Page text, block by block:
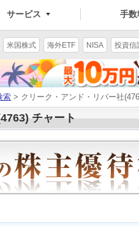
サービス 手数
米国株式 海外ETF NISA 投資信
索 > クリーク・アンド・リバー社
チャート